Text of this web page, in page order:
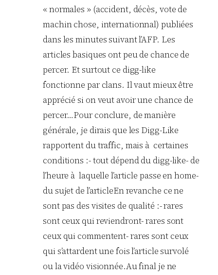
« normales » (accident, décès, vote de
machin chose, internationnal) publiées
dans les minutes suivant l’AFP. Les
articles basiques ont peu de chance de
percer. Et surtout ce digg-like
fonctionne par clans. Il vaut mieux être
apprécié si on veut avoir une chance de
percer…Pour conclure, de manière
générale, je dirais que les Digg-Like
rapportent du traffic, mais à certaines
conditions :- tout dépend du digg-like- de
l’heure à laquelle l’article passe en home-
du sujet de l’articleEn revanche ce ne
sont pas des visites de qualité :- rares
sont ceux qui reviendront- rares sont
ceux qui commentent- rares sont ceux
qui s’attardent une fois l’article survolé
ou la vidéo visionnée.Au final je ne